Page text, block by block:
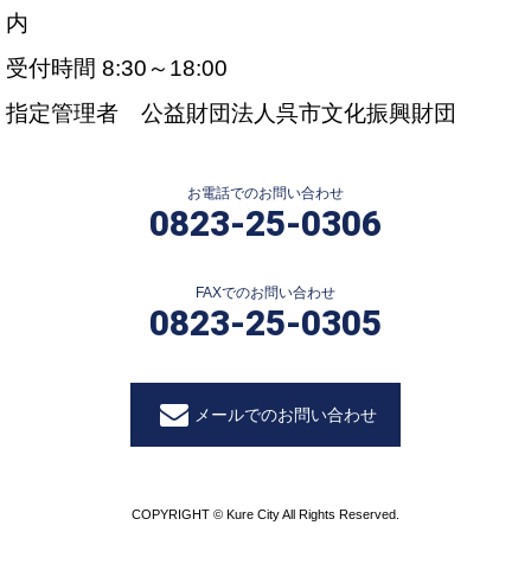
内
受付時間 8:30～18:00
指定管理者 公益財団法人呉市文化振興財団
お電話でのお問い合わせ
0823-25-0306
FAXでのお問い合わせ
0823-25-0305
メールでのお問い合わせ
COPYRIGHT © Kure City All Rights Reserved.